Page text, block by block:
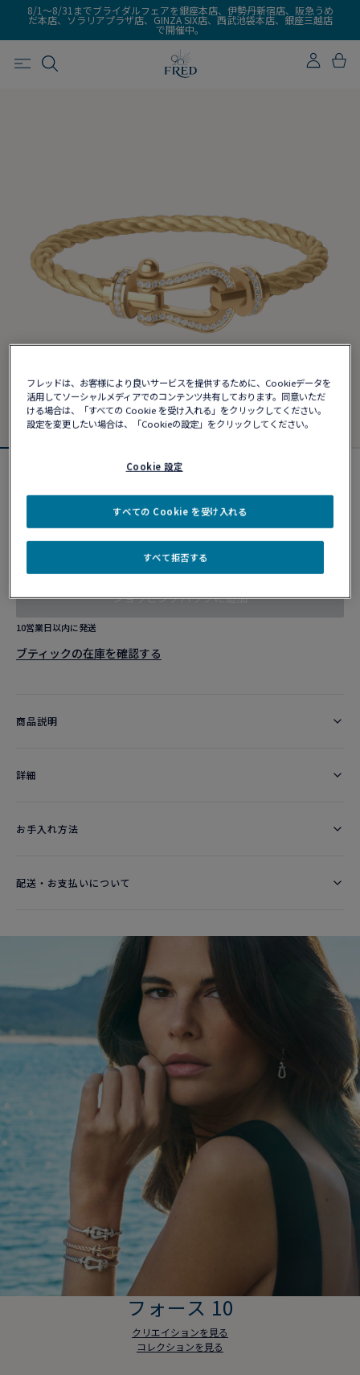
8/1～8/31までブライダルフェアを銀座本店、伊勢丹新宿店、阪急うめ
だ本店、ソラリアプラザ店、GINZA SIX店、西武池袋本店、銀座三越店
で開催中。
¥ 2,244,000
カスタマイズ
ショッピングバッグに追加
10営業日以内に発送
ブティックの在庫を確認する​
商品説明
詳細​
お手入れ方法
配送・お支払いについて
フォース 10
クリエイションを見る
コレクションを見る
フレッドは、お客様により良いサービスを提供するために、Cookieデータを
活用してソーシャルメディアでのコンテンツ共有しております。同意いただ
ける場合は、「すべての Cookie を受け入れる」をクリックしてください。
設定を変更したい場合は、「Cookieの設定」をクリックしてください。
Cookie 設定
すべて拒否する
すべての Cookie を受け入れる